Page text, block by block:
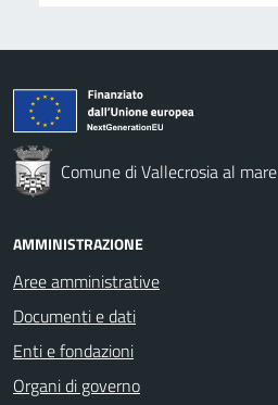
Comune di Vallecrosia al mare
AMMINISTRAZIONE
Aree amministrative
Documenti e dati
Enti e fondazioni
Organi di governo